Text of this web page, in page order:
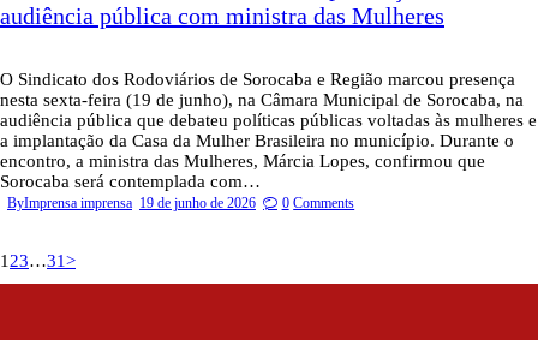
audiência pública com ministra das Mulheres
O Sindicato dos Rodoviários de Sorocaba e Região marcou presença
nesta sexta-feira (19 de junho), na Câmara Municipal de Sorocaba, na
audiência pública que debateu políticas públicas voltadas às mulheres e
a implantação da Casa da Mulher Brasileira no município. Durante o
encontro, a ministra das Mulheres, Márcia Lopes, confirmou que
Sorocaba será contemplada com…
ByImprensa imprensa 19 de junho de 2026 0 Comments
Paginação
de
Page
1 Page
2Page
3…Page
31>